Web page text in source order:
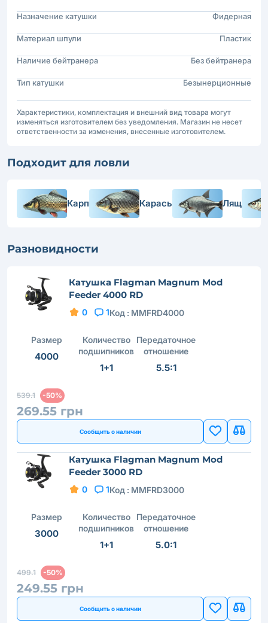
Назначение катушки Фидерная
Материал шпули Пластик
Наличие бейтранера Без бейтранера
Тип катушки Безынерционные
Характеристики, комплектация и внешний вид товара могут
изменяться изготовителем без уведомления. Магазин не несет
ответственности за изменения, внесенные изготовителем.
Подходит для ловли
Карп Карась Лящ
Разновидности
Катушка Flagman Magnum Mod
Feeder 4000 RD
0 1Код : MMFRD4000
Размер
4000
Количество
подшипников
1+1
Передаточное
отношение
5.5:1
539.1 -50%
269.55 грн
Сообщить о наличии
Катушка Flagman Magnum Mod
Feeder 3000 RD
0 1Код : MMFRD3000
Размер
3000
Количество
подшипников
1+1
Передаточное
отношение
5.0:1
499.1 -50%
249.55 грн
Сообщить о наличии